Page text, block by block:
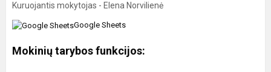
Kuruojantis mokytojas - Elena Norvilienė
Google Sheets
Mokinių tarybos funkcijos: